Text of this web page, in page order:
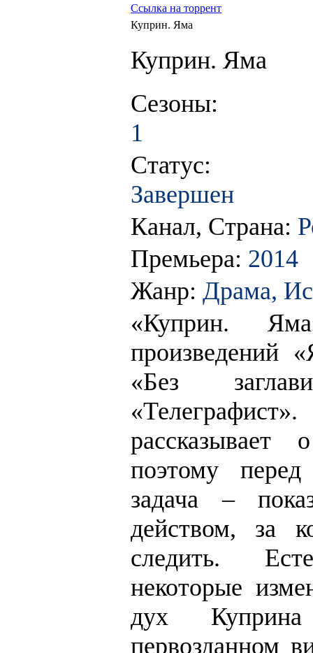
Ссылка на торрент
Куприн. Яма
Куприн. Яма
Сезоны:
1
Статус:
Завершен
Канал, Страна:
Премьера: 2014
Жанр: Драма,
«Куприн.
произведений
«Без
поэтому
задача –
действом, за
следить.
некоторые
дух
первозданном